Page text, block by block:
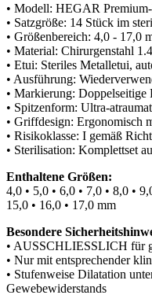
• Modell: HEGAR
• Satzgröße: 14 Stück im
• Größenbereich: 4,0 - 17,0
• Material: Chirurgenstahl
• Etui: Steriles Metalletui,
• Ausführung:
• Markierung: Doppelseitige
• Spitzenform: Ultra-
• Griffdesign: Ergonomisch
• Risikoklasse: I gemäß
• Sterilisation: Komplettset
Enthaltene Größen:
4,0 • 5,0 • 6,0 • 7,0 • 8,0 •
15,0 • 16,0 • 17,0 mm
Besondere
• AUSSCHLIESSLICH für
• Nur mit entsprechender
• Stufenweise Dilatation
Gewebewiderstands